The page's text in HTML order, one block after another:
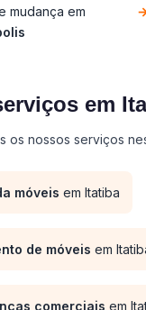
mudança em
em
os nossos serviços
móveis em Itatiba
de móveis em
comerciais em